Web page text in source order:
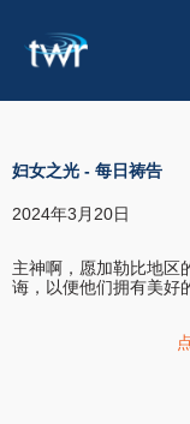
妇女之光 - 每日祷告
2024年3月20日
主神啊，愿加勒比地区
诲，以便他们拥有美好